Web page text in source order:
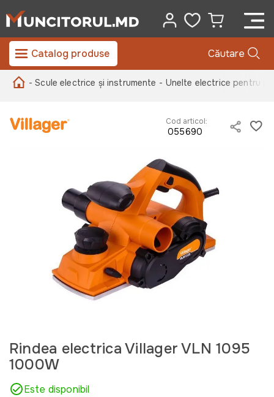
Catalog produse Căutare
- Scule electrice și instrumente - Unelte electrice pentru
Cod articol:
055690
Rindea electrica Villager VLN 1095
1000W
Este disponibil